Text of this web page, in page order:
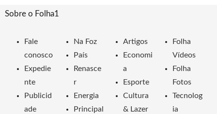
Sobre o Folha1
Fale
conosco
Expedie
nte
Publicid
ade
Na Foz
País
Renasce
r
Energia
Principal
Artigos
Economi
a
Esporte
Cultura
& Lazer
Folha
Vídeos
Folha
Fotos
Tecnolog
ia